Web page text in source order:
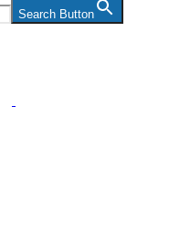
Search Button